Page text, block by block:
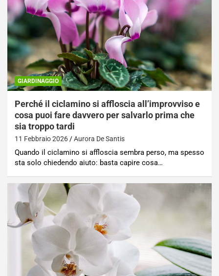
GIARDINAGGIO
Perché il ciclamino si affloscia all’improvviso e
cosa puoi fare davvero per salvarlo prima che
sia troppo tardi
11 Febbraio 2026 Aurora De Santis
Quando il ciclamino si affloscia sembra perso, ma spesso
sta solo chiedendo aiuto: basta capire cosa…